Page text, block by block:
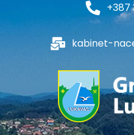
+387
kabinet-